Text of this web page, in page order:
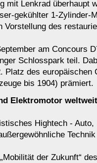
mit Lenkrad überhaupt
gekühlter 1-Zylinder-
Vorstellung des
am Concours
Schlosspark teil.
Platz des europäischen
bis 1904) prämiert.
Elektromotor
Hightech - Auto,
der Zukunft“